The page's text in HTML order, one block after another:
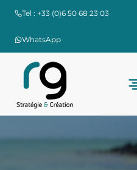
Aller
contenu
Tel : +33 (0)6 50 68 23 03
WhatsApp